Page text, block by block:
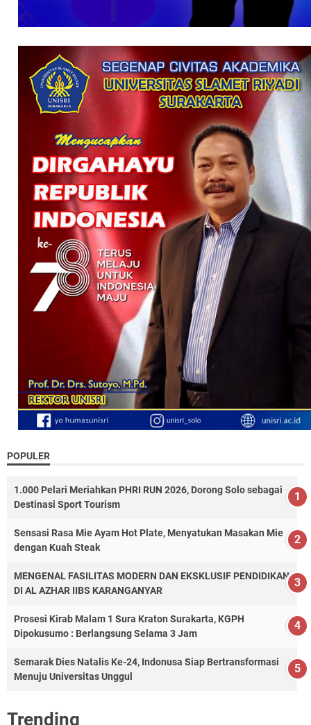
POPULER
1.000 Pelari Meriahkan PHRI RUN 2026, Dorong Solo sebagai
Destinasi Sport Tourism
Sensasi Rasa Mie Ayam Hot Plate, Menyatukan Masakan Mie
dengan Kuah Steak
MENGENAL FASILITAS MODERN DAN EKSKLUSIF PENDIDIKAN
DI AL AZHAR IIBS KARANGANYAR
Prosesi Kirab Malam 1 Sura Kraton Surakarta, KGPH
Dipokusumo : Berlangsung Selama 3 Jam
Semarak Dies Natalis Ke-24, Indonusa Siap Bertransformasi
Menuju Universitas Unggul
Trending